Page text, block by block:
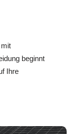
beginnt
Ihre